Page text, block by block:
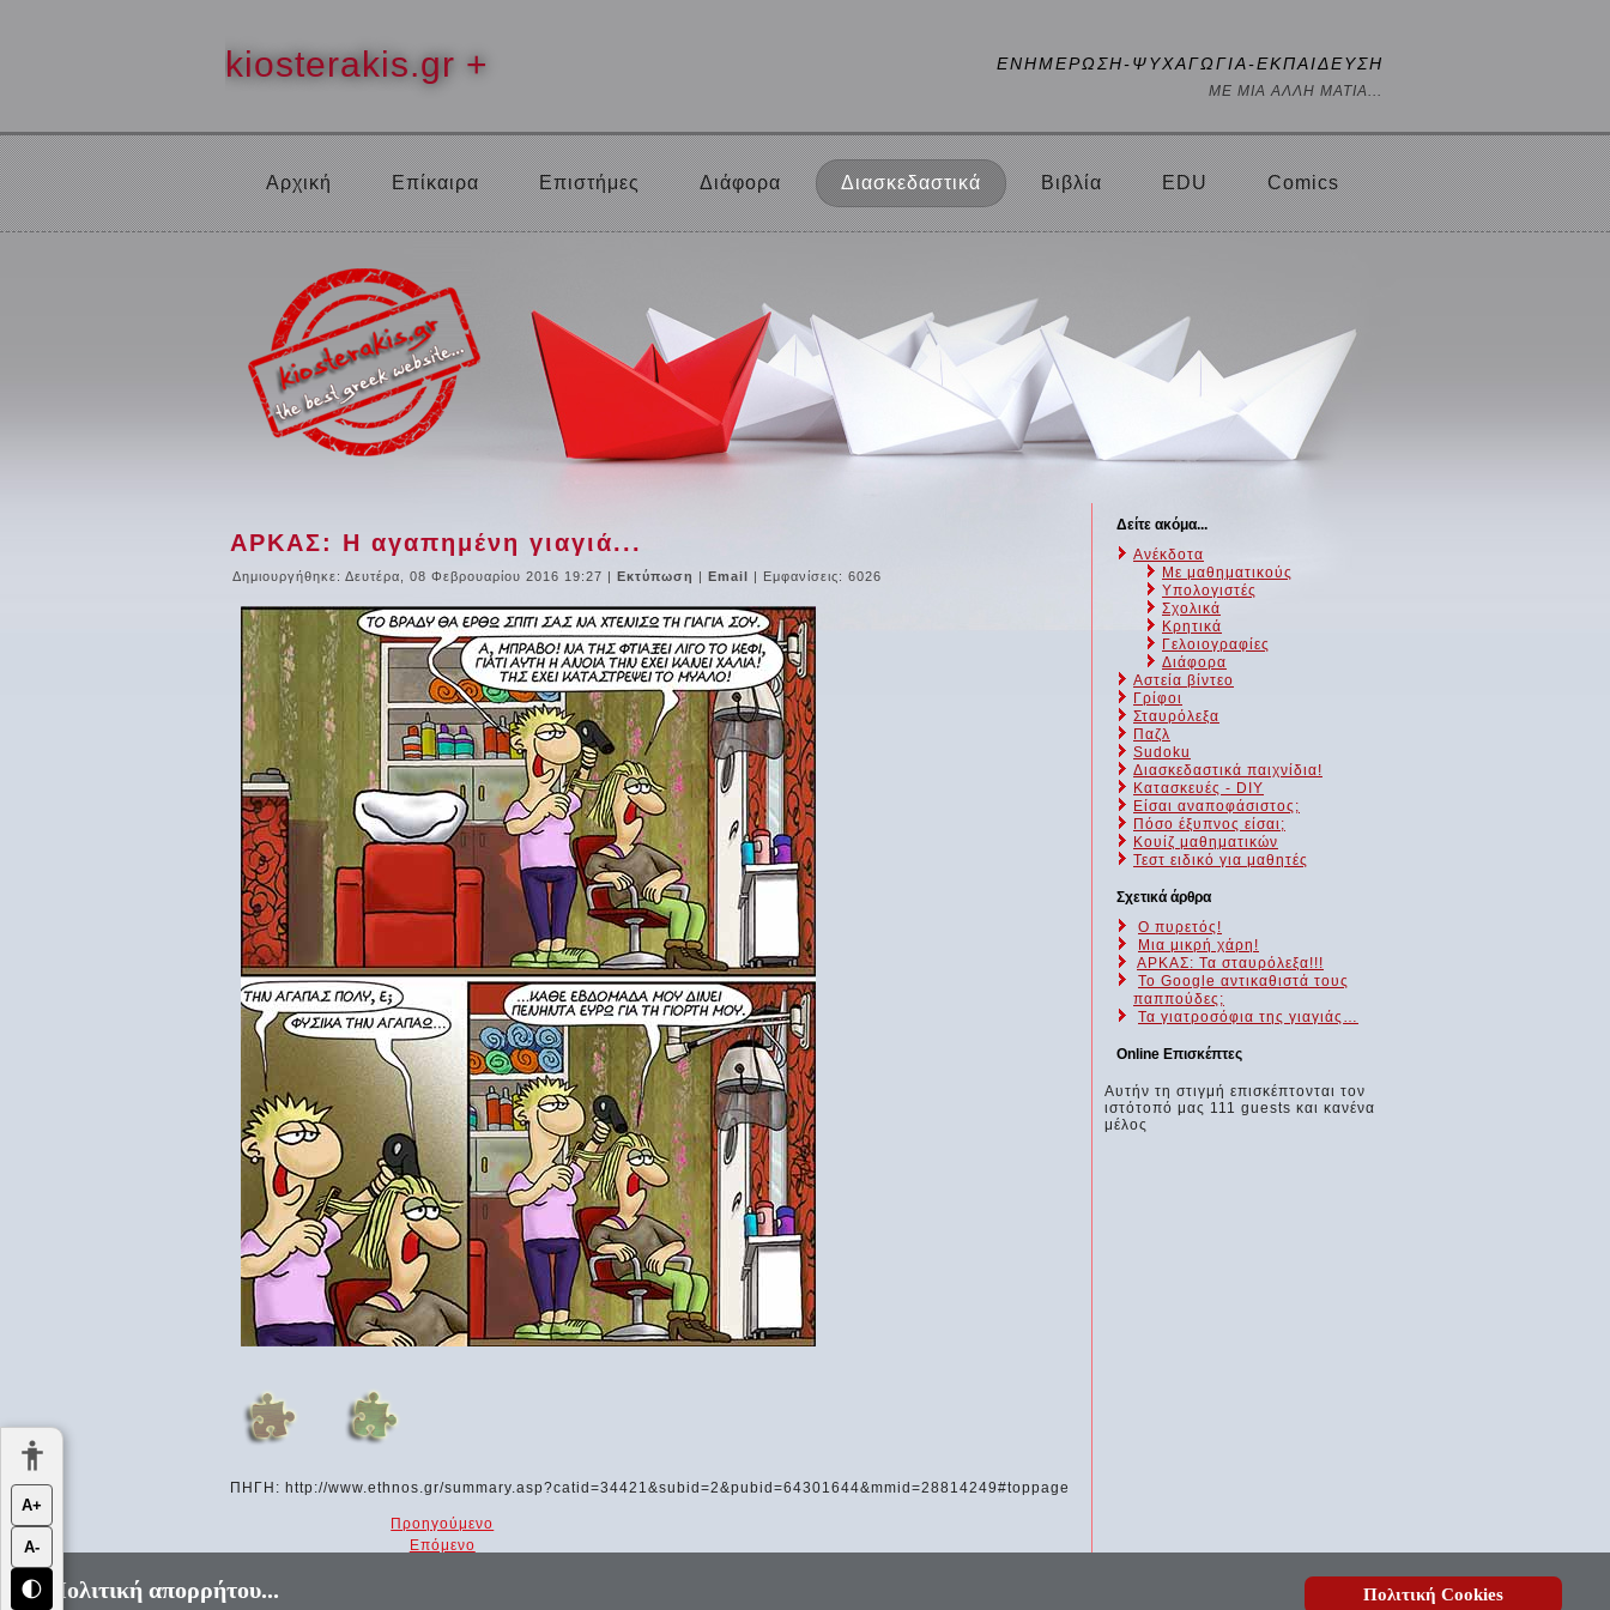
kiosterakis.gr + ΕΝΗΜΕΡΩΣΗ-ΨΥΧΑΓΩΓΙΑ-ΕΚΠΑΙΔΕΥΣΗ
ΜΕ ΜΙΑ ΑΛΛΗ ΜΑΤΙΑ...
Αρχική Επίκαιρα Επιστήμες Διάφορα Διασκεδαστικά Βιβλία EDU Comics
ΑΡΚΑΣ: Η αγαπημένη γιαγιά...
Δημιουργήθηκε: Δευτέρα, 08 Φεβρουαρίου 2016 19:27 | Εκτύπωση | Email | Εμφανίσεις: 6026
ΠΗΓΗ: http://www.ethnos.gr/summary.asp?catid=34421&subid=2&pubid=64301644&mmid=28814249#toppage
Προηγούμενο
Επόμενο
Δείτε ακόμα...
Ανέκδοτα
Με μαθηματικούς
Υπολογιστές
Σχολικά
Κρητικά
Γελοιογραφίες
Διάφορα
Αστεία βίντεο
Γρίφοι
Σταυρόλεξα
Παζλ
Sudoku
Διασκεδαστικά παιχνίδια!
Κατασκευές - DIY
Είσαι αναποφάσιστος;
Πόσο έξυπνος είσαι;
Kουίζ μαθηματικών
Τεστ ειδικό για μαθητές
Σχετικά άρθρα
Ο πυρετός!
Μια μικρή χάρη!
ΑΡΚΑΣ: Τα σταυρόλεξα!!!
Το Google αντικαθιστά τους
παππούδες;
Τα γιατροσόφια της γιαγιάς…
Online Επισκέπτες
Αυτήν τη στιγμή επισκέπτονται τον
ιστότοπό μας 111 guests και κανένα
μέλος
Πολιτική απορρήτου... Πολιτική Cookies
Α+
Α-
🌓